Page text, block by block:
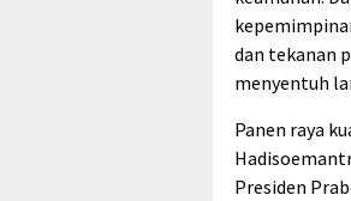
dan tekanan
menyentuh
Panen raya
Presiden